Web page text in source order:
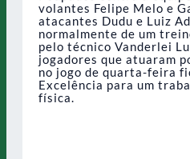
volantes Felipe Melo e
atacantes Dudu e Luiz
normalmente de um
pelo técnico Vanderlei
jogadores que atuaram
no jogo de quarta-feira
Excelência para um
física.